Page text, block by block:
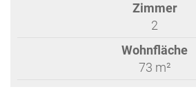
Zimmer
2
Wohnfläche
73 m²